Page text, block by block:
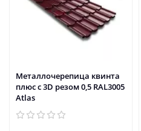
Металлочерепица квинта
плюс c 3D резом 0,5 RAL3005
Atlas